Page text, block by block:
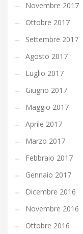
Novembre 2017
Ottobre 2017
Settembre 2017
Agosto 2017
Luglio 2017
Giugno 2017
Maggio 2017
Aprile 2017
Marzo 2017
Febbraio 2017
Gennaio 2017
Dicembre 2016
Novembre 2016
Ottobre 2016